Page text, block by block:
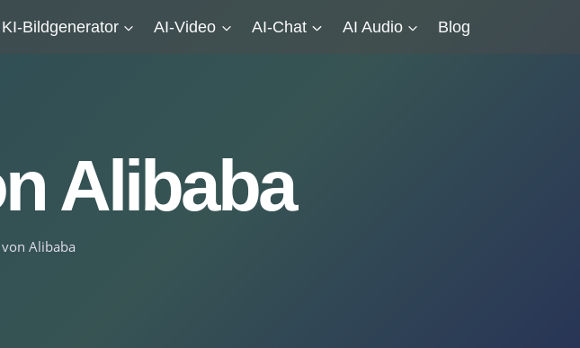
Bildgenerator AI-Video AI-Chat AI Audio Blog
Alibaba
Alibaba